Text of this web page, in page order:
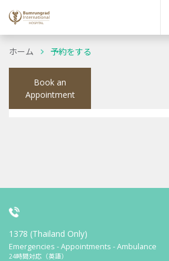
ホーム 予約をする
Book an
Appointment
1378 (Thailand Only)
Emergencies - Appointments - Ambulance
24時間対応（英語）